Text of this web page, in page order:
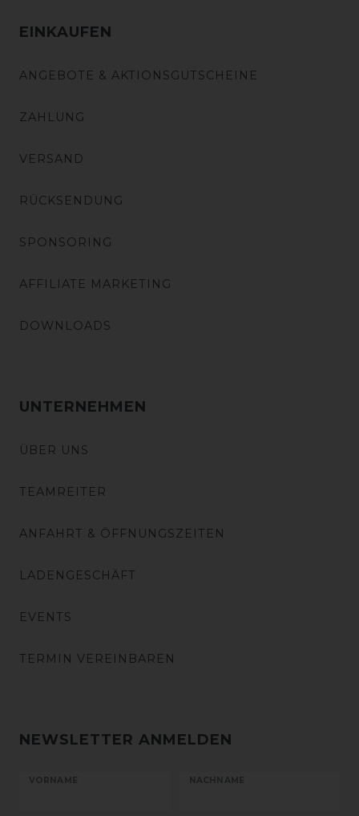
EINKAUFEN
ANGEBOTE & AKTIONSGUTSCHEINE
ZAHLUNG
VERSAND
RÜCKSENDUNG
SPONSORING
AFFILIATE MARKETING
DOWNLOADS
UNTERNEHMEN
ÜBER UNS
TEAMREITER
ANFAHRT & ÖFFNUNGSZEITEN
LADENGESCHÄFT
EVENTS
TERMIN VEREINBAREN
NEWSLETTER ANMELDEN
VORNAME NACHNAME